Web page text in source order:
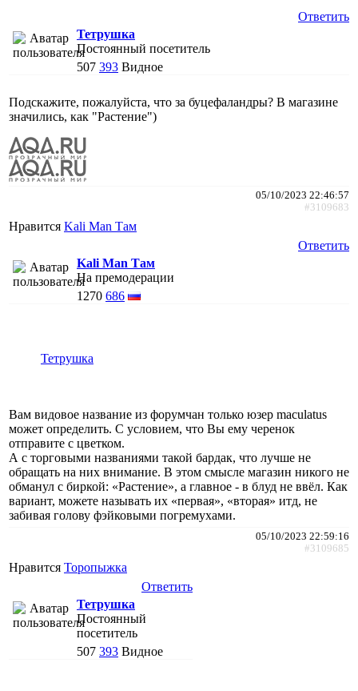
Ответить
Тетрушка
Постоянный посетитель
507 393 Видное
Подскажите, пожалуйста, что за буцефаландры? В магазине
значились, как "Растение")
05/10/2023 22:46:57
#3109683
Нравится Kali Man Там
Ответить
Kali Man Там
На премодерации
1270 686
Тетрушка
Вам видовое название из форумчан только юзер maculatus
может определить. С условием, что Вы ему черенок
отправите с цветком.
А с торговыми названиями такой бардак, что лучше не
обращать на них внимание. В этом смысле магазин никого не
обманул с биркой: «Растение», а главное - в блуд не ввёл. Как
вариант, можете называть их «первая», «вторая» итд, не
забивая голову фэйковыми погремухами.
05/10/2023 22:59:16
#3109685
Нравится Торопыжка
Ответить
Тетрушка
Постоянный
посетитель
507 393 Видное